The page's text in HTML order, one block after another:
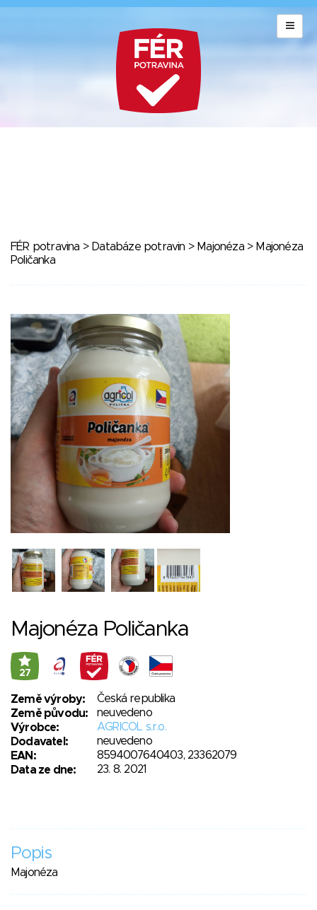
FÉR potravina > Databáze potravin > Majonéza> Majonéza
Poličanka
Majonéza Poličanka
27
Země výroby:
Česká republika
Země původu:
neuvedeno
Výrobce:
AGRICOL s.r.o.
Dodavatel:
neuvedeno
EAN:
8594007640403, 23362079
Data ze dne:
23. 8. 2021
Popis
Majonéza